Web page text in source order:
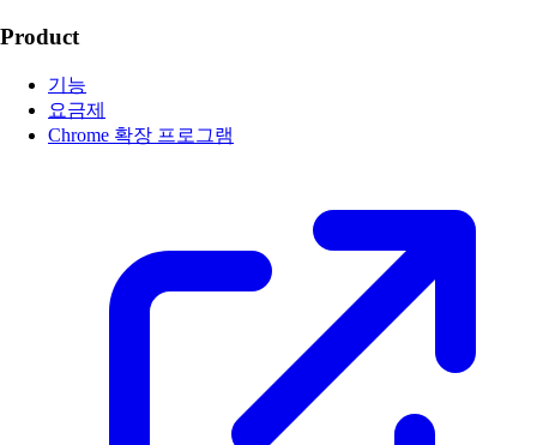
Product
기능
요금제
Chrome 확장 프로그램